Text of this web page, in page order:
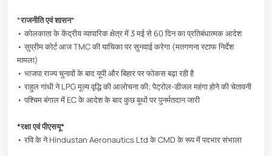
*राजनीति एवं शासन*
• कोलकाता के केंद्रीय व्यापारिक क्षेत्र में 3 मई से 60 दिन का प्रतिबंधात्मक आदेश
• सुप्रीम कोर्ट आज TMC की याचिका पर सुनवाई करेगा (मतगणना स्टाफ निर्देश
मामला)
• भाजपा राज्य चुनावों के बाद यूपी और बिहार पर फोकस बढ़ा रही है
• राहुल गांधी ने LPG मूल्य वृद्धि की आलोचना की; पेट्रोल-डीजल महंगा होने की चेतावनी
• पश्चिम बंगाल में EC के आदेश के बाद कुछ बूथों पर पुनर्मतदान जारी
*रक्षा एवं पीएसयू*
• रवि के ने Hindustan Aeronautics Ltd के CMD के रूप में पदभार संभाला